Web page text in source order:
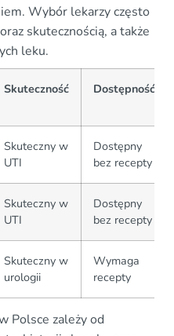
Wybór lekarzy często
skutecznością, a także
leku.
Skuteczność Dostępność
Skuteczny w
UTI
Dostępny
bez recepty
Skuteczny w
UTI
Dostępny
bez recepty
Skuteczny w
urologii
Wymaga
recepty
Polsce zależy od